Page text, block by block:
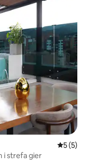
Średnia
5 (5)
i strefa gier